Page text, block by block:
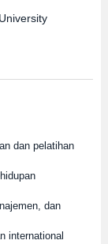
dan pelatihan
dan
international